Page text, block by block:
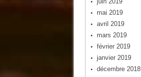
mai 2019
avril 2019
mars 2019
février 2019
janvier 2019
décembre 2018